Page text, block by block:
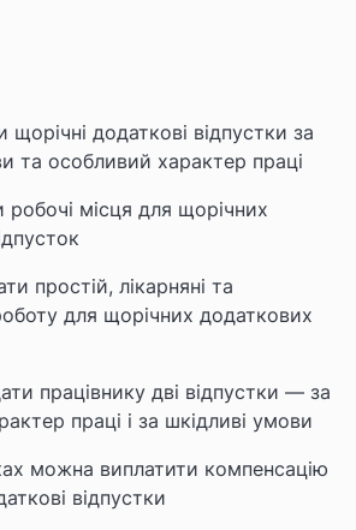
щорічні додаткові відпустки за
та особливий характер праці
робочі місця для щорічних
простій, лікарняні та
для щорічних додаткових
працівнику дві відпустки — за
праці і за шкідливі умови
можна виплатити компенсацію
відпустки